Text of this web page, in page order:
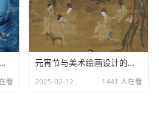
分为起始、中间与收尾三个阶
计阶段。即便设计师未在合同或
，其构思过程大概率依循这种分
，亦称作第一阶段，核心任务在
的表达意图、目标受众以及最佳的
式的 “创意草案”。设计师或设计
《哪吒之魔童闹海》：美术设计背后的匠心与创新
看
元宵节与美术绘画设计的历史渊源
2025-02-12 1441 人在看